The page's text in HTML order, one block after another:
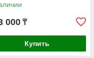
000 ₸
Купить